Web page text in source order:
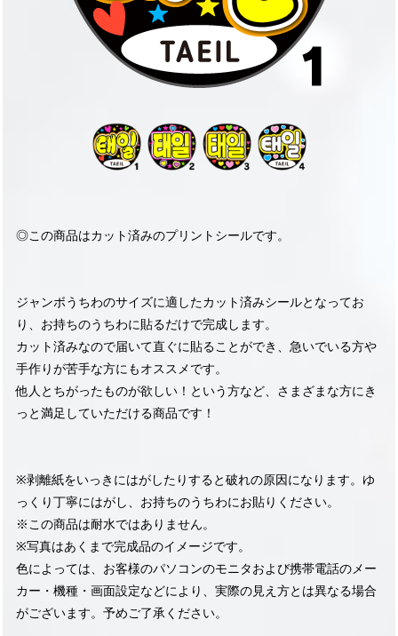
◎この商品はカット済みのプリントシールです。
ジャンボうちわのサイズに適したカット済みシールとなってお
り、お持ちのうちわに貼るだけで完成します。
カット済みなので届いて直ぐに貼ることができ、急いでいる方や
手作りが苦手な方にもオススメです。
他人とちがったものが欲しい！という方など、さまざまな方にき
っと満足していただける商品です！
※剥離紙をいっきにはがしたりすると破れの原因になります。ゆ
っくり丁寧にはがし、お持ちのうちわにお貼りください。
※この商品は耐水ではありません。
※写真はあくまで完成品のイメージです。
色によっては、お客様のパソコンのモニタおよび携帯電話のメー
カー・機種・画面設定などにより、実際の見え方とは異なる場合
がございます。予めご了承ください。